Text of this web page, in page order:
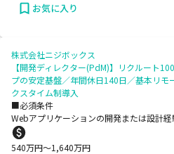
お気に入り
株式会社ニジボックス
【開発ディレクター(PdM)】リクルート
プの安定基盤／年間休日140日／基本リモ
クスタイム制導入
■必須条件
Webアプリケーションの開発または設計経
540万円〜1,640万円